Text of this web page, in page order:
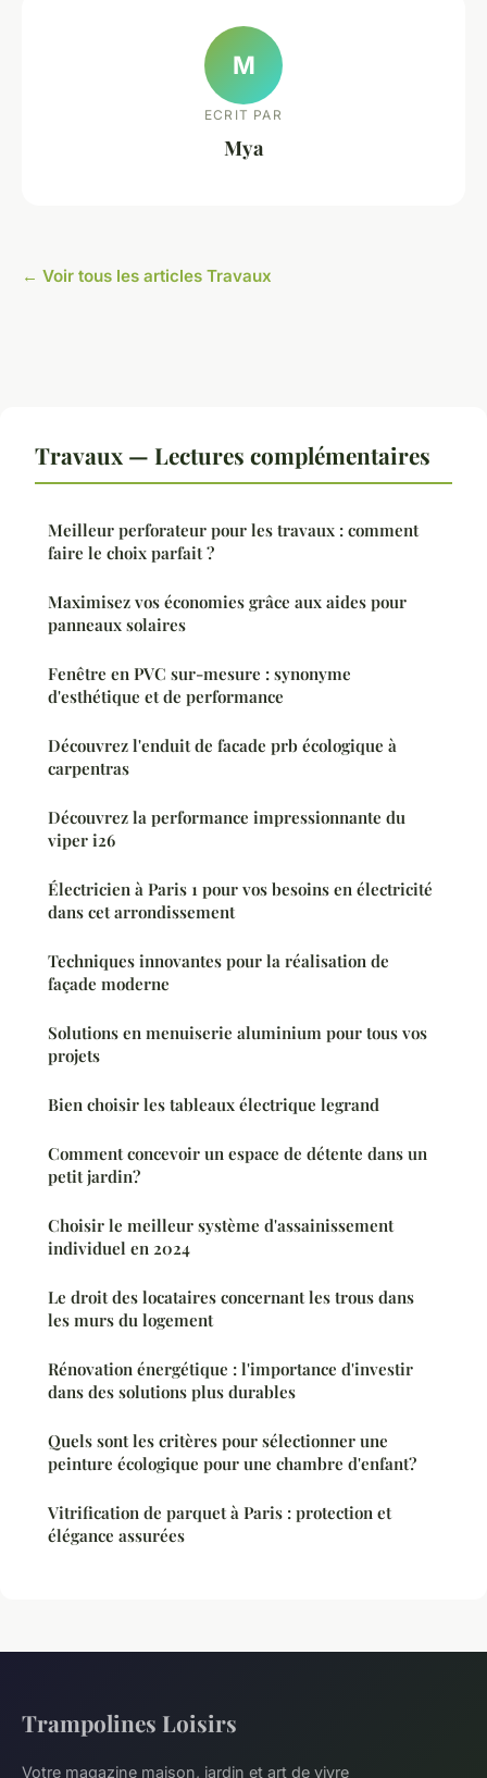
M
ECRIT PAR
Mya
← Voir tous les articles Travaux
Travaux — Lectures complémentaires
Meilleur perforateur pour les travaux : comment
faire le choix parfait ?
Maximisez vos économies grâce aux aides pour
panneaux solaires
Fenêtre en PVC sur-mesure : synonyme
d'esthétique et de performance
Découvrez l'enduit de facade prb écologique à
carpentras
Découvrez la performance impressionnante du
viper i26
Électricien à Paris 1 pour vos besoins en électricité
dans cet arrondissement
Techniques innovantes pour la réalisation de
façade moderne
Solutions en menuiserie aluminium pour tous vos
projets
Bien choisir les tableaux électrique legrand
Comment concevoir un espace de détente dans un
petit jardin?
Choisir le meilleur système d'assainissement
individuel en 2024
Le droit des locataires concernant les trous dans
les murs du logement
Rénovation énergétique : l'importance d'investir
dans des solutions plus durables
Quels sont les critères pour sélectionner une
peinture écologique pour une chambre d'enfant?
Vitrification de parquet à Paris : protection et
élégance assurées
Trampolines Loisirs
Votre magazine maison, jardin et art de vivre